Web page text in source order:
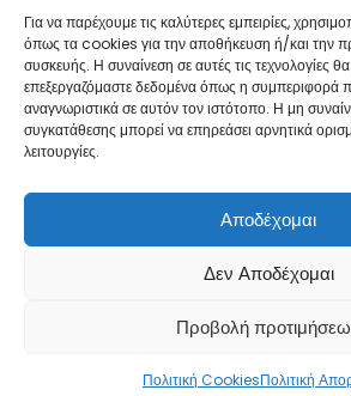
Για να παρέχουμε τις καλύτερες εμπειρίες,
όπως τα cookies για την αποθήκευση ή/και την
συσκευής. Η συναίνεση σε αυτές τις τεχνολογίες
επεξεργαζόμαστε δεδομένα όπως η συμπεριφορά
αναγνωριστικά σε αυτόν τον ιστότοπο. Η μη
συγκατάθεσης μπορεί να επηρεάσει αρνητικά
λειτουργίες.
Αποδέχομαι
Δεν Αποδέχομαι
Προβολή
Πολιτική CookiesΠολιτική
Anthea Tours Corfu
About
Contact
Anthea Tours // Web Design